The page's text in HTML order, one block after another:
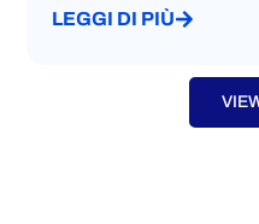
LEGGI DI PIÙ